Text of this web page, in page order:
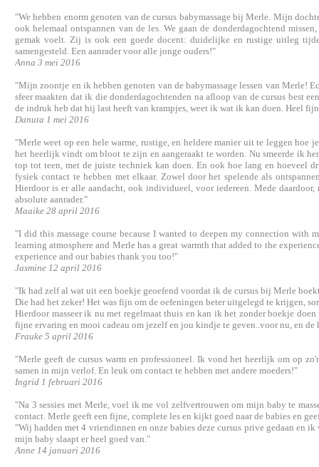
"We hebben enorm genoten van de cursus babymassage bij Merle. Mijn
ook helemaal ontspannen van de les. We gaan de donderdagochtend
gemak voelt. Zij is ook een goede docent: duidelijke en rustige uitleg
samengesteld. Een aanrader voor alle jonge ouders!"
Anna 3 mei 2016
"Mijn zoontje en ik hebben genoten van de babymassage lessen van Merle!
sfeer maakten dat ik die donderdagochtenden na afloop van de cursus best
de indruk heb dat hij last heeft van krampjes, weet ik wat ik kan doen. Heel
Danuta 1 mei 2016
"Merle weet op een hele warme, rustige, en heldere manier uit te leggen
het heerlijk vindt om bloot te zijn en aangeraakt te worden. Nu smeerde ik
top tot teen, met de juiste techniek kan doen. En ook hoe lang en
fysiek contact te hebben met elkaar. Zowel door het spelende als
Hierdoor is er alle aandacht, ook individueel, voor iedereen. Mede
absolute aanrader."
Maaike 28 april 2016
"I did this massage course because I wanted to deepen my connection
learning atmosphere and Merle has a great warmth that added to the
experience and our babies thank you too!"
Jasmine 12 april 2016
"Ik had zelf al wat uit een boekje geoefend voordat ik de cursus bij Merle
Die had het zeker! Het was fijn om de oefeningen beter uitgelegd te krijgen,
Hierdoor masseer ik nu met regelmaat thuis en kan ik het zonder boekje
fijne ervaring en mooi cadeau om jezelf en jou kindje te geven..voor nu, en de
Frauke 5 april 2016
"Merle geeft de cursus warm en professioneel. Ik vond het heerlijk om op
samen in mijn verlof. En leuk om contact te hebben met andere moeders!"
Ingrid 1 februari 2016
"Na 3 sessies met Merle, voel ik me vol zelfvertrouwen om mijn baby te
contact. Merle geeft een fijne, complete les en kijkt goed naar de babies en
"Wij hadden met 4 vriendinnen en onze babies deze cursus prive gedaan en
mijn baby slaapt er heel goed van."
Anne 14 januari 2016